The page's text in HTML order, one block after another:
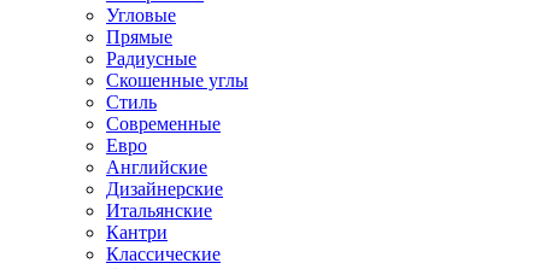
Угловые
Прямые
Радиусные
Скошенные углы
Стиль
Современные
Евро
Английские
Дизайнерские
Итальянские
Кантри
Классические